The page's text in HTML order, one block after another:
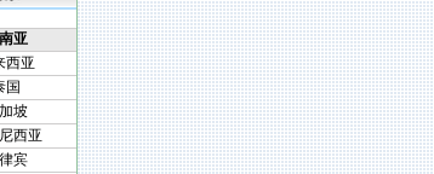
亚
西亚
国
坡
西亚
宾